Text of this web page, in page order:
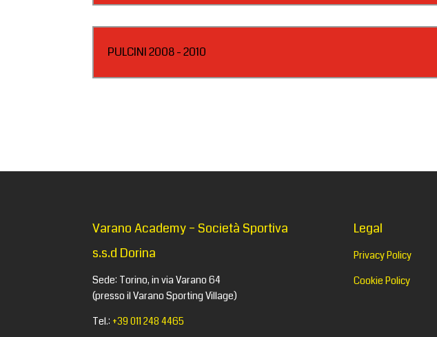
PULCINI 2008 - 2010
Varano Academy – Società Sportiva
s.s.d Dorina
Sede: Torino, in via Varano 64
(presso il Varano Sporting Village)
Tel.: +39 011 248 4465
Legal
Privacy Policy
Cookie Policy